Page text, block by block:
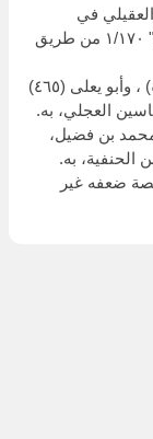
١٥/١٩٧، والبزار (٦٤٤) ، والعقيلي في
"الضعفاء" (٢١٠٠) ، وأبو نعيم في "أخبار أصبهان" ١/١٧٠ من طريق
وأخرجه ابن أبي شيبة ١٥/١٩٧، وابن ماجه (٤٠٨٥) ، وأبو يعلى (٤٦٥)
بن فضيل،
به.
ضعفه غير